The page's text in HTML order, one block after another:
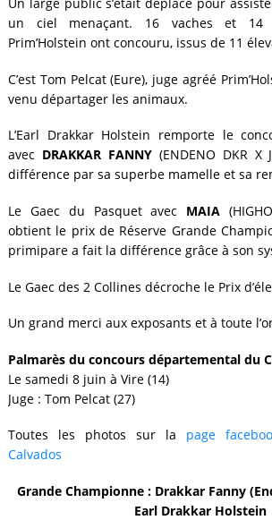
Un large public s’était déplacé pour
un ciel menaçant. 16 vaches et 14
Prim’Holstein ont concouru, issus de 11
C’est Tom Pelcat (Eure), juge agréé
venu départager les animaux.
L’Earl Drakkar Holstein remporte le
avec DRAKKAR FANNY(ENDENO DKR X
différence par sa superbe mamelle et sa
Le Gaec du Pasquet avec MAIA
obtient le prix de Réserve Grande
primipare a fait la différence grâce à son
Le Gaec des 2 Collines décroche le Prix
Un grand merci aux exposants et à toute
Palmarès du concours départemental du
Le samedi 8 juin à Vire (14)
Juge : Tom Pelcat (27)
Toutes les photos sur la page
Calvados
Grande Championne : Drakkar Fanny
Earl Drakkar Holstein